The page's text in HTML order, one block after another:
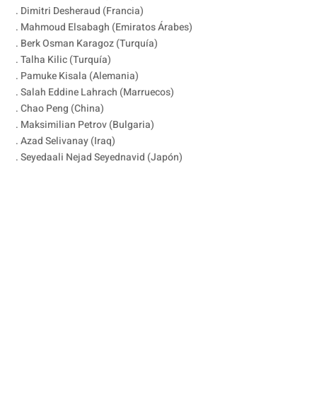
. Dimitri Desheraud (Francia)
. Mahmoud Elsabagh (Emiratos Árabes)
. Berk Osman Karagoz (Turquía)
. Talha Kilic (Turquía)
. Pamuke Kisala (Alemania)
. Salah Eddine Lahrach (Marruecos)
. Chao Peng (China)
. Maksimilian Petrov (Bulgaria)
. Azad Selivanay (Iraq)
. Seyedaali Nejad Seyednavid (Japón)